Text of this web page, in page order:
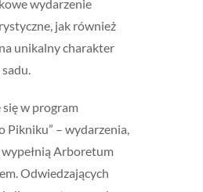
wydarzenie
jak również
unikalny charakter
w program
Pikniku” – wydarzenia,
Arboretum
Odwiedzających